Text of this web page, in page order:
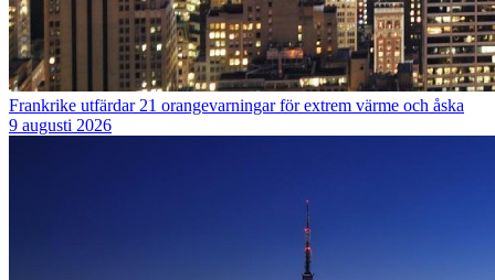
Frankrike utfärdar 21 orangevarningar för extrem värme och åska
9 augusti 2026